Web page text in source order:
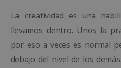
La creatividad es una
llevamos dentro. Unos la
por eso a veces es normal
debajo del nivel de los